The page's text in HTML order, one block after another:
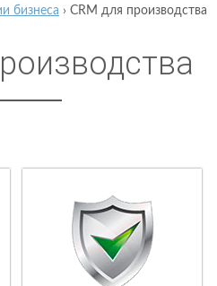
бизнеса › CRM для производства